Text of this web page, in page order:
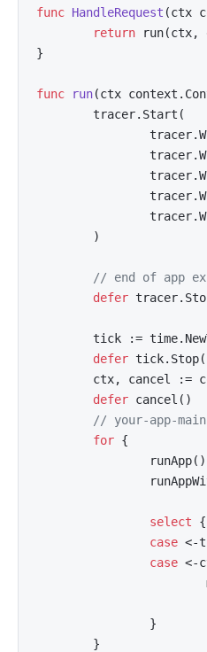
func HandleRequest (ctx
return run(ctx,
}
func run(ctx
        tracer.Start(
        )
// end of app
defer
tick :=
defer
ctx, cancel :=
defer cancel()
// your-app-
for {
                runApp()
select {
case <-
case <-
                }
        }